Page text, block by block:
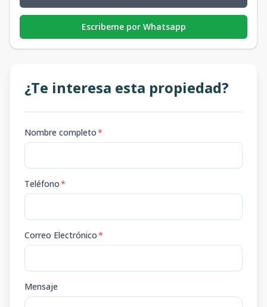
Escribeme por Whatsapp
¿Te interesa esta propiedad?
Nombre completo*
Teléfono*
Correo Electrónico*
Mensaje